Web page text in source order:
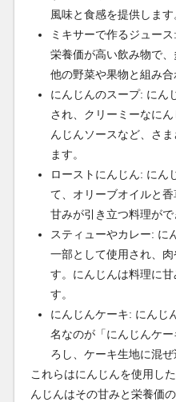
風味と食感を提供します
ミキサーで作るジュー
栄養価が高い飲み物で、
他の野菜や果物と組み合
にんじんのスープ: にん
され、クリーミーなに
んじんソースなど、さ
ます。
ローストにんじん: にん
て、オリーブオイルと
甘みが引き立つ料理がで
スティューやカレー: に
一部として使用され、
す。にんじんは料理に
す。
にんじんケーキ: にんじ
名なのが「にんじんケ
ろし、ケーキ生地に混ぜ
これらはにんじんを使用し
んじんはその甘みと栄養価